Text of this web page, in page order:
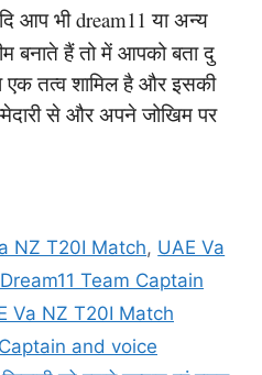
आप भी dream11 या अन्य
बनाते हैं तो में आपको बता दु
एक तत्व शामिल है और इसकी
से और अपने जोखिम पर
NZ T20I Match, UAE Va
Team Captain
Va NZ T20I Match
and voice